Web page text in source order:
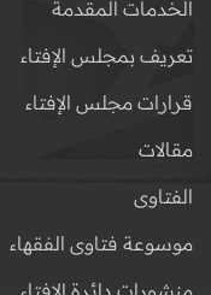
الخدمات المقدمة
تعريف بمجلس الإفتاء
قرارات مجلس الإفتاء
مقالات
الفتاوى
موسوعة فتاوى الفقهاء
منشورات دائرة الإفتاء